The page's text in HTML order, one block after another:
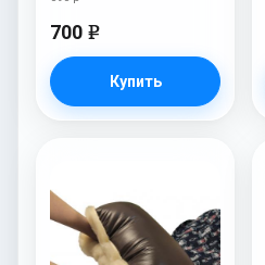
700 e
Купить